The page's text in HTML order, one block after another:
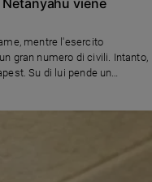
viene
mentre l'esercito
gran numero di civili. Intanto,
Su di lui pende un